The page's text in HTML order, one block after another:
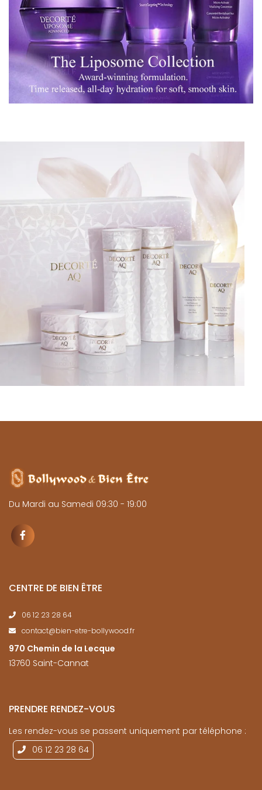
Du Mardi au Samedi 09:30 - 19:00
CENTRE DE BIEN ÊTRE
06 12 23 28 64
contact@bien-etre-bollywood.fr
970 Chemin de la Lecque
13760 Saint-Cannat
PRENDRE RENDEZ-VOUS
Les rendez-vous se passent uniquement par téléphone :
06 12 23 28 64